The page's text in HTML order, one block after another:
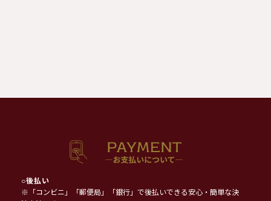
○後払い
※「コンビニ」「郵便局」「銀行」で後払いできる安心・簡単な決